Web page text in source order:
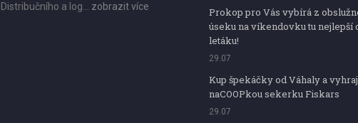
Distribučního a log... zobrazit více
Prokop pro Vás vybírá z
úseku na víkendovku tu nejlepší
letáku!
29.07
Kup špekáčky od Váhaly a
naCOOPkou sekerku Fiskars
29.07